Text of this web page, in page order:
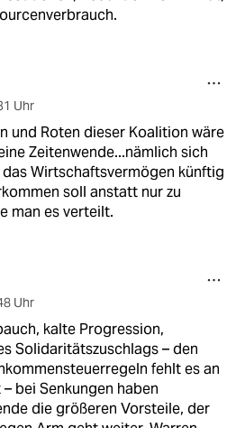
Uhr
und Roten dieser Koalition wäre
Zeitenwende...nämlich sich
das Wirtschaftsvermögen künftig
soll anstatt nur zu
man es verteilt.
Uhr
kalte Progression,
Solidaritätszuschlags – den
fehlt es an
bei Senkungen haben
die größeren Vorsteile, der